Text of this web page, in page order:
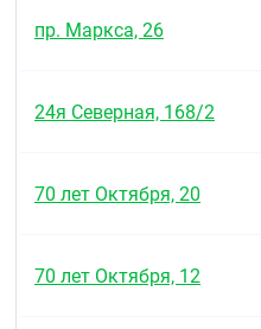
пр. Маркса, 26
24я Северная, 168/2
70 лет Октября, 20
70 лет Октября, 12